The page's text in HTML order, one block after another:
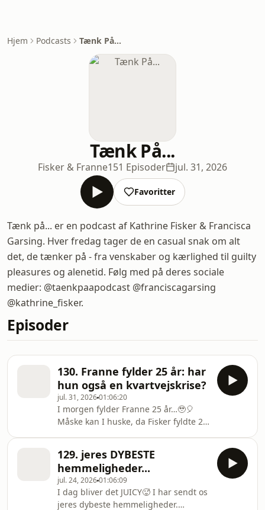
Hjem Podcasts Tænk På...
Tænk På...
Fisker & Franne151 Episoder jul. 31, 2026
Favoritter
Tænk på... er en podcast af Kathrine Fisker & Francisca
Garsing. Hver fredag tager de en casual snak om alt
det, de tænker på - fra venskaber og kærlighed til guilty
pleasures og alenetid. Følg med på deres sociale
medier: @taenkpaapodcast @franciscagarsing
@kathrine_fisker.
Episoder
130. Franne fylder 25 år: har
hun også en kvartvejskrise?
jul. 31, 202601:06:20
I morgen fylder Franne 25 år…🥹🎈
Måske kan I huske, da Fisker fyldte 25.
følelsen af, om man nu var "langt
nok" i livet i forhold til det, man
engang havde forestillet sig. Det
endte med lidt af en kvartvejskrise.
129. jeres DYBESTE
hemmeligheder...
jul. 24, 202601:06:09
I dag bliver det JUICY🥵 I har sendt os
jeres dybeste hemmeligheder.